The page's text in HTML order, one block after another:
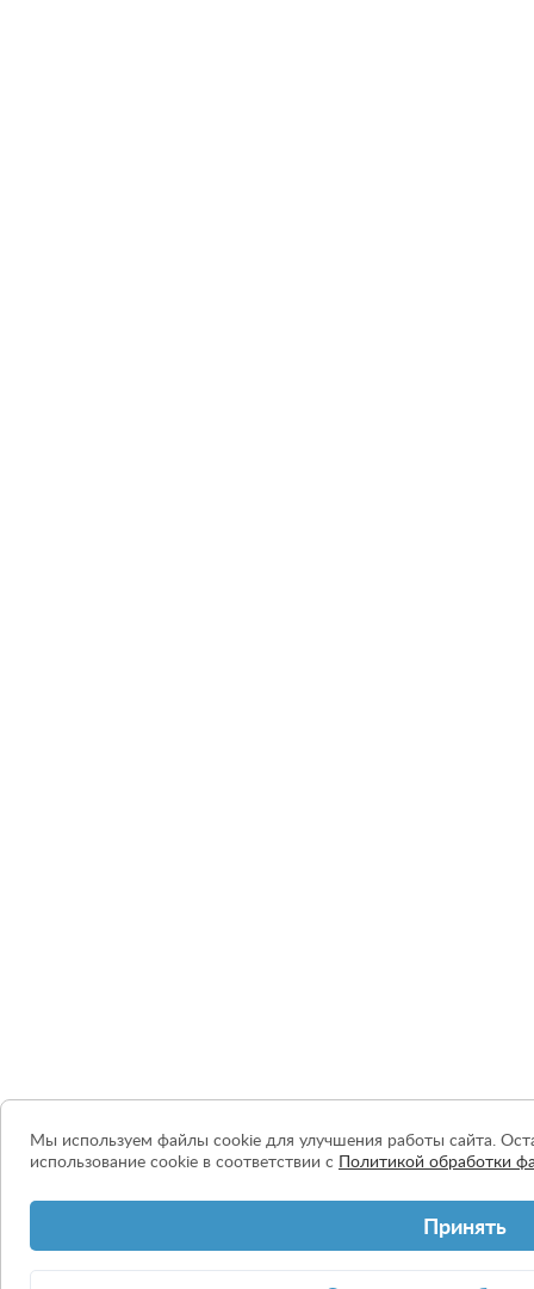
Мы используем файлы cookie для улучшения работы сайта.
использование cookie в соответствии с Политикой обработки
Принять